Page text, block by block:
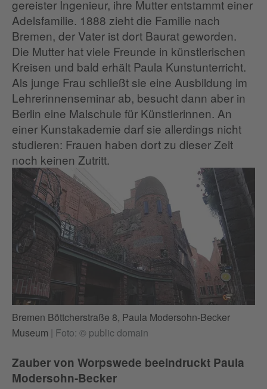
gereister Ingenieur, ihre Mutter entstammt einer
Adelsfamilie. 1888 zieht die Familie nach
Bremen, der Vater ist dort Baurat geworden.
Die Mutter hat viele Freunde in künstlerischen
Kreisen und bald erhält Paula Kunstunterricht.
Als junge Frau schließt sie eine Ausbildung im
Lehrerinnenseminar ab, besucht dann aber in
Berlin eine Malschule für Künstlerinnen. An
einer Kunstakademie darf sie allerdings nicht
studieren: Frauen haben dort zu dieser Zeit
noch keinen Zutritt.
Bremen Böttcherstraße 8, Paula Modersohn-Becker
Museum | Foto: © public domain
Zauber von Worpswede beeindruckt Paula
Modersohn-Becker